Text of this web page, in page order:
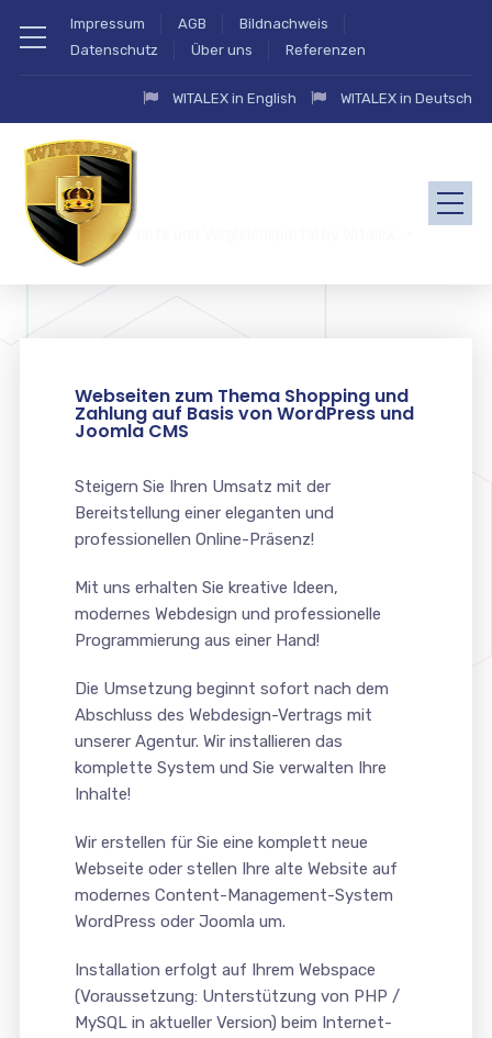
Impressum AGB
Bildnachweis
Datenschutz
Über uns Referenzen
WITALEX in English WITALEX in Deutsch
zahlung.eu Angebote und Vergleichsportal by Witalex
Webseiten zum Thema Shopping und
Zahlung auf Basis von WordPress und
Joomla CMS
Steigern Sie Ihren Umsatz mit der
Bereitstellung einer eleganten und
professionellen Online-Präsenz!
Mit uns erhalten Sie kreative Ideen,
modernes Webdesign und professionelle
Programmierung aus einer Hand!
Die Umsetzung beginnt sofort nach dem
Abschluss des Webdesign-Vertrags mit
unserer Agentur. Wir installieren das
komplette System und Sie verwalten Ihre
Inhalte!
Wir erstellen für Sie eine komplett neue
Webseite oder stellen Ihre alte Website auf
modernes Content-Management-System
WordPress oder Joomla um.
Installation erfolgt auf Ihrem Webspace
(Voraussetzung: Unterstützung von PHP /
MySQL in aktueller Version) beim Internet-